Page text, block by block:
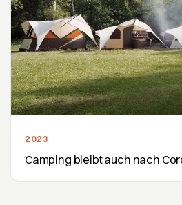
2023
Camping bleibt auch nach